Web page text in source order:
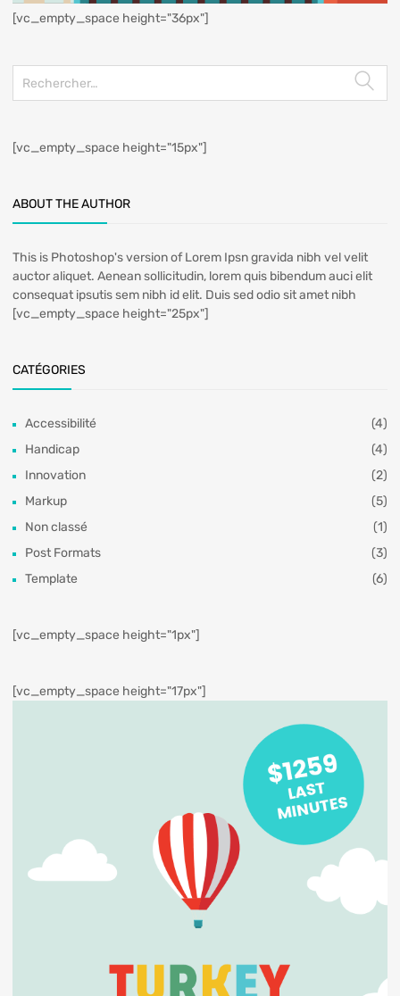
[vc_empty_space height="36px"]
[vc_empty_space height="15px"]
ABOUT THE AUTHOR
This is Photoshop's version of Lorem Ipsn gravida nibh vel velit
auctor aliquet. Aenean sollicitudin, lorem quis bibendum auci elit
consequat ipsutis sem nibh id elit. Duis sed odio sit amet nibh
[vc_empty_space height="25px"]
CATÉGORIES
Accessibilité
(4)
Handicap
(4)
Innovation
(2)
Markup
(5)
Non classé
(1)
Post Formats
(3)
Template
(6)
[vc_empty_space height="1px"]
[vc_empty_space height="17px"]